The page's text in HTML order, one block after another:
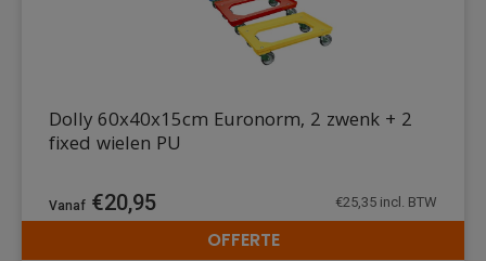
DETAILS
Dolly 60x40x15cm Euronorm, 2 zwenk + 2
fixed wielen PU
€20,95 €25,35 incl. BTW
OFFERTE